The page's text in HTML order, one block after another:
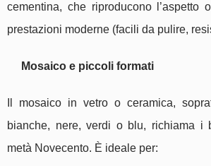
cementina, che riproducono l’aspetto
prestazioni moderne (facili da pulire,
Mosaico e piccoli formati
Il mosaico in vetro o ceramica,
bianche, nere, verdi o blu, richiama i
metà Novecento. È ideale per: